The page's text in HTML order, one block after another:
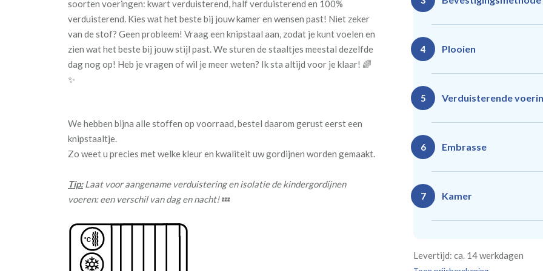
soorten voeringen: kwart verduisterend, half verduisterend en 100%
verduisterend. Kies wat het beste bij jouw kamer en wensen past! Niet zeker
van de stof? Geen probleem! Vraag een knipstaal aan, zodat je kunt voelen en
zien wat het beste bij jouw stijl past. We sturen de staaltjes meestal dezelfde
dag nog op! Heb je vragen of wil je meer weten? Ik sta altijd voor je klaar! 🌈
✨
We hebben bijna alle stoffen op voorraad, bestel daarom gerust eerst een
knipstaaltje.
Zo weet u precies met welke kleur en kwaliteit uw gordijnen worden gemaakt.
Tip:Laat voor aangename verduistering en isolatie de kindergordijnen
voeren: een verschil van dag en nacht!💤
Rails
Rails
4 Plooien
Enkele plooi
5 Verduisterende
Gevoerde gordijnen
isoleert kou, warmte en
Geen extra
6 Embrasse
Geen
7 Kamer
kamer is bestemd. Wij
Levertijd: ca. 14 werkdagen